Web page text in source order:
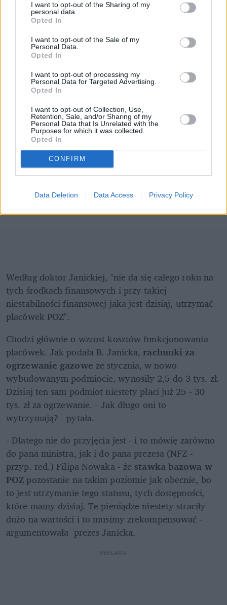
I want to opt-out of the Sharing of my
personal data.
Opted In
I want to opt-out of the Sale of my
Personal Data.
Opted In
I want to opt-out of processing my
Personal Data for Targeted Advertising.
Opted In
I want to opt-out of Collection, Use,
Retention, Sale, and/or Sharing of my
Personal Data that Is Unrelated with the
Purposes for which it was collected.
Opted In
CONFIRM
Data Deletion Data Access Privacy Policy
Według doktor Janickiej, "nie da się całego roku na
tych środkach finansowych i przy takiej
niestabilności finansowej jaka jest dzisiaj, utrzymać
placówek POZ".
Chodzi głównie o wzrost kosztów funkcjonowania
placówek. Jak podała B. Janicka, rachunki za
ogrzewanie gazowe ze stycznia, w nowo
wybudowanym podmiocie, wynosiły 2,5 do 3 tys. zł.
Dzisiaj ten sam podmiot niestety płaci już 25 - 30
tys. zł za ogrzewanie. - Jak długo oni to
wytrzymają? - pytała.
- Dlatego nie do przyjęcia jest - i to mówię zarówno
do pana ministra, jak i do pana prezesa (NFZ -
przyp. red.) Filipa Nowaka - że stawka bazowa w
POZ pozostanie na takim poziomie jak obecnie, bo
to jest utrzymanie tego statusu, tych dostępności,
które mamy dzisiaj. Te pieniądze niestety straciły
dużo na wartości i to musimy zrekompensować -
argumentowała  prezes Janicka.
REKLAMA